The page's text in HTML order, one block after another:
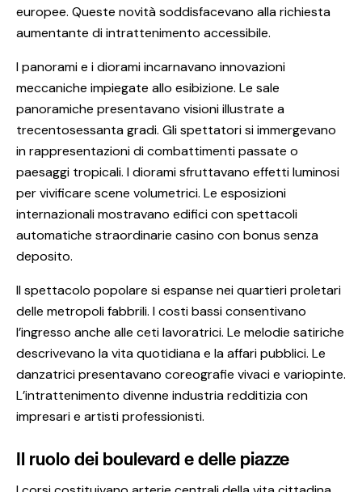
europee. Queste novità soddisfacevano alla richiesta
aumentante di intrattenimento accessibile.
I panorami e i diorami incarnavano innovazioni
meccaniche impiegate allo esibizione. Le sale
panoramiche presentavano visioni illustrate a
trecentosessanta gradi. Gli spettatori si immergevano
in rappresentazioni di combattimenti passate o
paesaggi tropicali. I diorami sfruttavano effetti luminosi
per vivificare scene volumetrici. Le esposizioni
internazionali mostravano edifici con spettacoli
automatiche straordinarie casino con bonus senza
deposito.
Il spettacolo popolare si espanse nei quartieri proletari
delle metropoli fabbrili. I costi bassi consentivano
l’ingresso anche alle ceti lavoratrici. Le melodie satiriche
descrivevano la vita quotidiana e la affari pubblici. Le
danzatrici presentavano coreografie vivaci e variopinte.
L’intrattenimento divenne industria redditizia con
impresari e artisti professionisti.
Il ruolo dei boulevard e delle piazze